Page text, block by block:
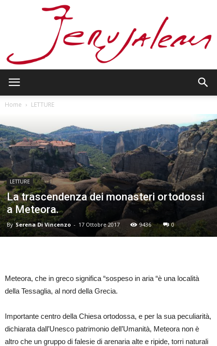
Home LETTURE
LETTURE
La trascendenza dei monasteri ortodossi
a Meteora.
By Serena Di Vincenzo - 17 Ottobre 2017 9436 0
Meteora, che in greco significa “sospeso in aria “è una località
della Tessaglia, al nord della Grecia.
Importante centro della Chiesa ortodossa, e per la sua peculiarità,
dichiarata dall’Unesco patrimonio dell’Umanità, Meteora non è
altro che un gruppo di falesie di arenaria alte e ripide, torri naturali